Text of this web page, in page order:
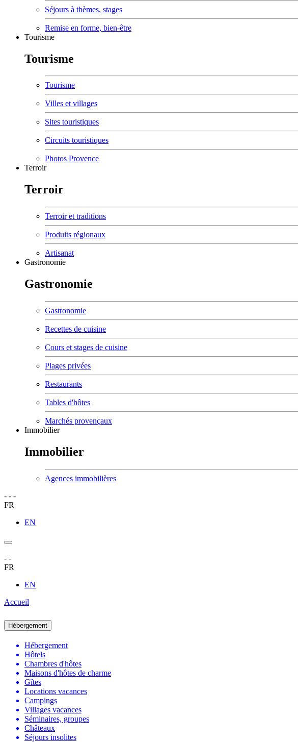
Séjours à thèmes, stages
Remise en forme, bien-être
Tourisme
Tourisme
Tourisme
Villes et villages
Sites touristiques
Circuits touristiques
Photos Provence
Terroir
Terroir
Terroir et traditions
Produits régionaux
Artisanat
Gastronomie
Gastronomie
Gastronomie
Recettes de cuisine
Cours et stages de cuisine
Plages privées
Restaurants
Tables d'hôtes
Marchés provençaux
Immobilier
Immobilier
Agences immobilières
- - -
FR
EN
- -
FR
EN
Accueil
Hébergement
Hébergement
Hôtels
Chambres d'hôtes
Maisons d'hôtes de charme
Gîtes
Locations vacances
Campings
Villages vacances
Séminaires, groupes
Châteaux
Séjours insolites